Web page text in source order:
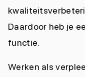
Daardoor heb je
functie.
Werken als